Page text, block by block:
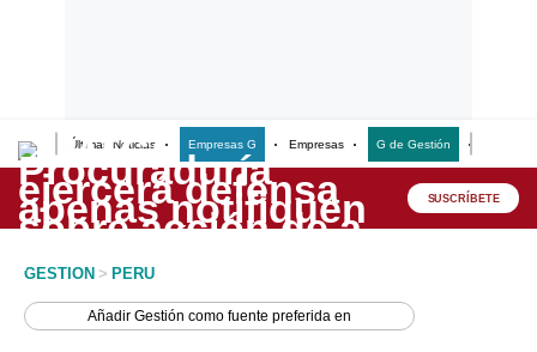
Últimas Noticias Empresas G Empresas G de Gestión
Lo último
Peru Quiosco SUSCRÍBETE
GESTION > PERU
AñadirGestión como fuente preferida en